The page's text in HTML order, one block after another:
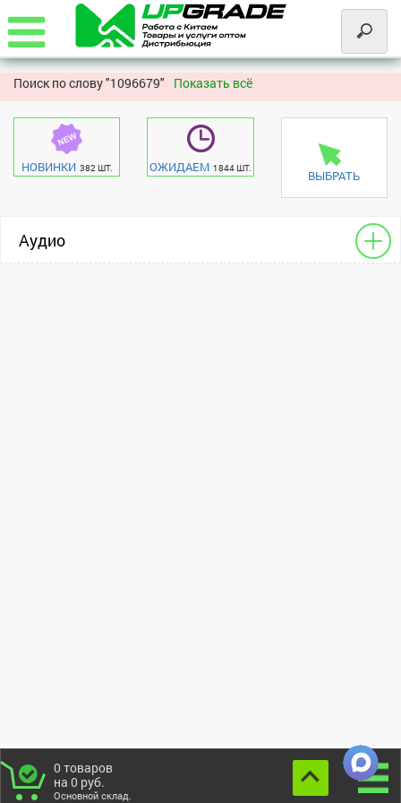
Поиск по слову "1096679" Показать всё
НОВИНКИ 382 ШТ. ОЖИДАЕМ 1844 ШТ. ВЫБРАТЬ
Аудио
0 товаров
на 0 руб.
Основной склад.